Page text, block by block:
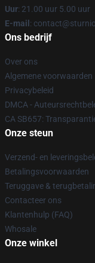
Uur: 21.00 uur 5.00 uur
E-mail :
Ons bedrijf
Over ons
Algemene voorwaarden
Privacybeleid
DMCA -
CA SB657:
Onze steun
Verzend- en
Betalingsvoorwaarden
Teruggave &
Contacteer ons
Klantenhulp (FAQ)
Whosale
Onze winkel